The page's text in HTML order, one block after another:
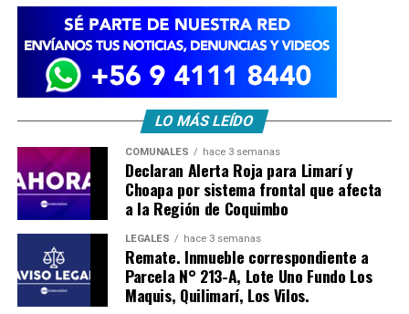
LO MÁS LEÍDO
COMUNALES hace 3 semanas
Declaran Alerta Roja para Limarí y
Choapa por sistema frontal que afecta
a la Región de Coquimbo
LEGALES hace 3 semanas
Remate. Inmueble correspondiente a
Parcela N° 213-A, Lote Uno Fundo Los
Maquis, Quilimarí, Los Vilos.